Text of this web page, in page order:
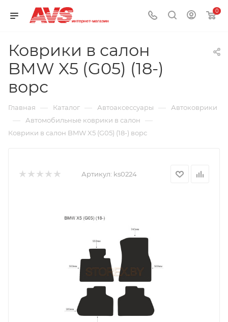
0
Коврики в салон
BMW X5 (G05) (18-)
ворс
Главная — Каталог — Автоаксессуары — Автоковрики
— Автомобильные коврики в салон —
Коврики в салон BMW X5 (G05) (18-) ворс
Артикул: ks0224